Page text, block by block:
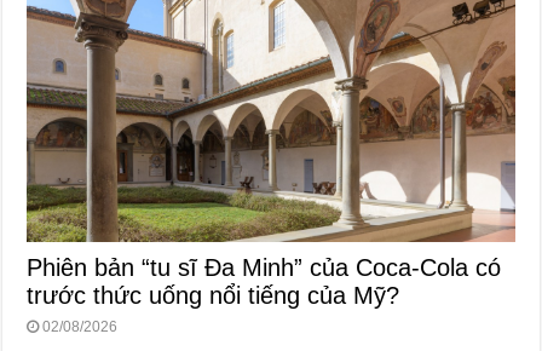
Phiên bản “tu sĩ Đa Minh” của Coca-Cola có
trước thức uống nổi tiếng của Mỹ?
02/08/2026